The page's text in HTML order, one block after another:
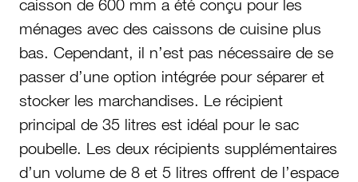
caisson de 600 mm a été conçu pour les
ménages avec des caissons de cuisine plus
bas. Cependant, il n’est pas nécessaire de se
passer d’une option intégrée pour séparer et
stocker les marchandises. Le récipient
principal de 35 litres est idéal pour le sac
poubelle. Les deux récipients supplémentaires
d’un volume de 8 et 5 litres offrent de l’espace